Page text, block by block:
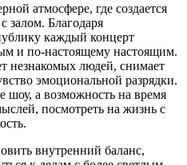
атмосфере, где создается
залом. Благодаря
каждый концерт
и по-настоящему настоящим.
незнакомых людей, снимает
эмоциональной разрядки.
шоу, а возможность на время
посмотреть на жизнь с
внутренний баланс,